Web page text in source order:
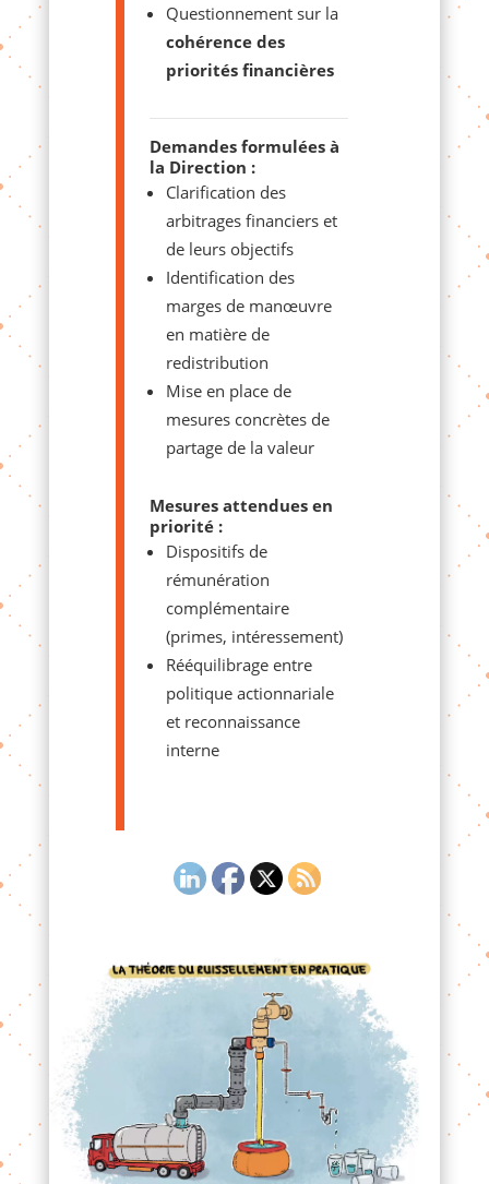
Questionnement sur la
cohérence des
priorités financières
Demandes formulées à
la Direction :
Clarification des
arbitrages financiers et
de leurs objectifs
Identification des
marges de manœuvre
en matière de
redistribution
Mise en place de
mesures concrètes de
partage de la valeur
Mesures attendues en
priorité :
Dispositifs de
rémunération
complémentaire
(primes, intéressement)
Rééquilibrage entre
politique actionnariale
et reconnaissance
interne